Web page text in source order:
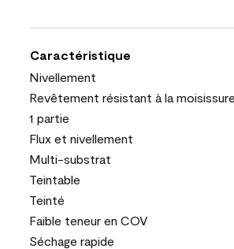
Caractéristique
Nivellement
Revêtement résistant à la moisissure
1 partie
Flux et nivellement
Multi-substrat
Teintable
Teinté
Faible teneur en COV
Séchage rapide